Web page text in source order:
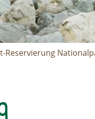
Reservierung